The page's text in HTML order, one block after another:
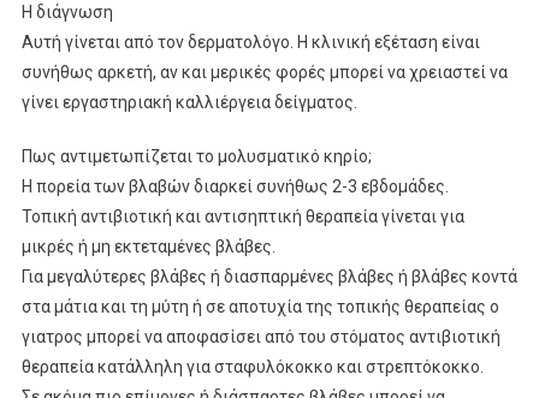
Η διάγνωση
Αυτή γίνεται από τον δερματολόγο. Η κλινική εξέταση είναι
συνήθως αρκετή, αν και μερικές φορές μπορεί να χρειαστεί να
γίνει εργαστηριακή καλλιέργεια δείγματος.
Πως αντιμετωπίζεται το μολυσματικό κηρίο;
Η πορεία των βλαβών διαρκεί συνήθως 2-3 εβδομάδες.
Τοπική αντιβιοτική και αντισηπτική θεραπεία γίνεται για
μικρές ή μη εκτεταμένες βλάβες.
Για μεγαλύτερες βλάβες ή διασπαρμένες βλάβες ή βλάβες κοντά
στα μάτια και τη μύτη ή σε αποτυχία της τοπικής θεραπείας ο
γιατρος μπορεί να αποφασίσει από του στόματος αντιβιοτική
θεραπεία κατάλληλη για σταφυλόκοκκο και στρεπτόκοκκο.